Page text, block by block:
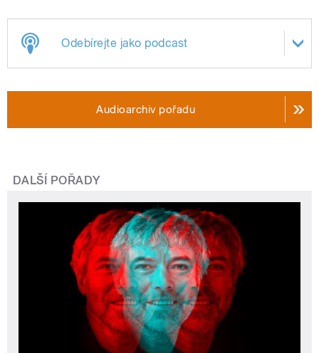
Odebírejte jako podcast
Audioarchiv pořadu
DALŠÍ POŘADY